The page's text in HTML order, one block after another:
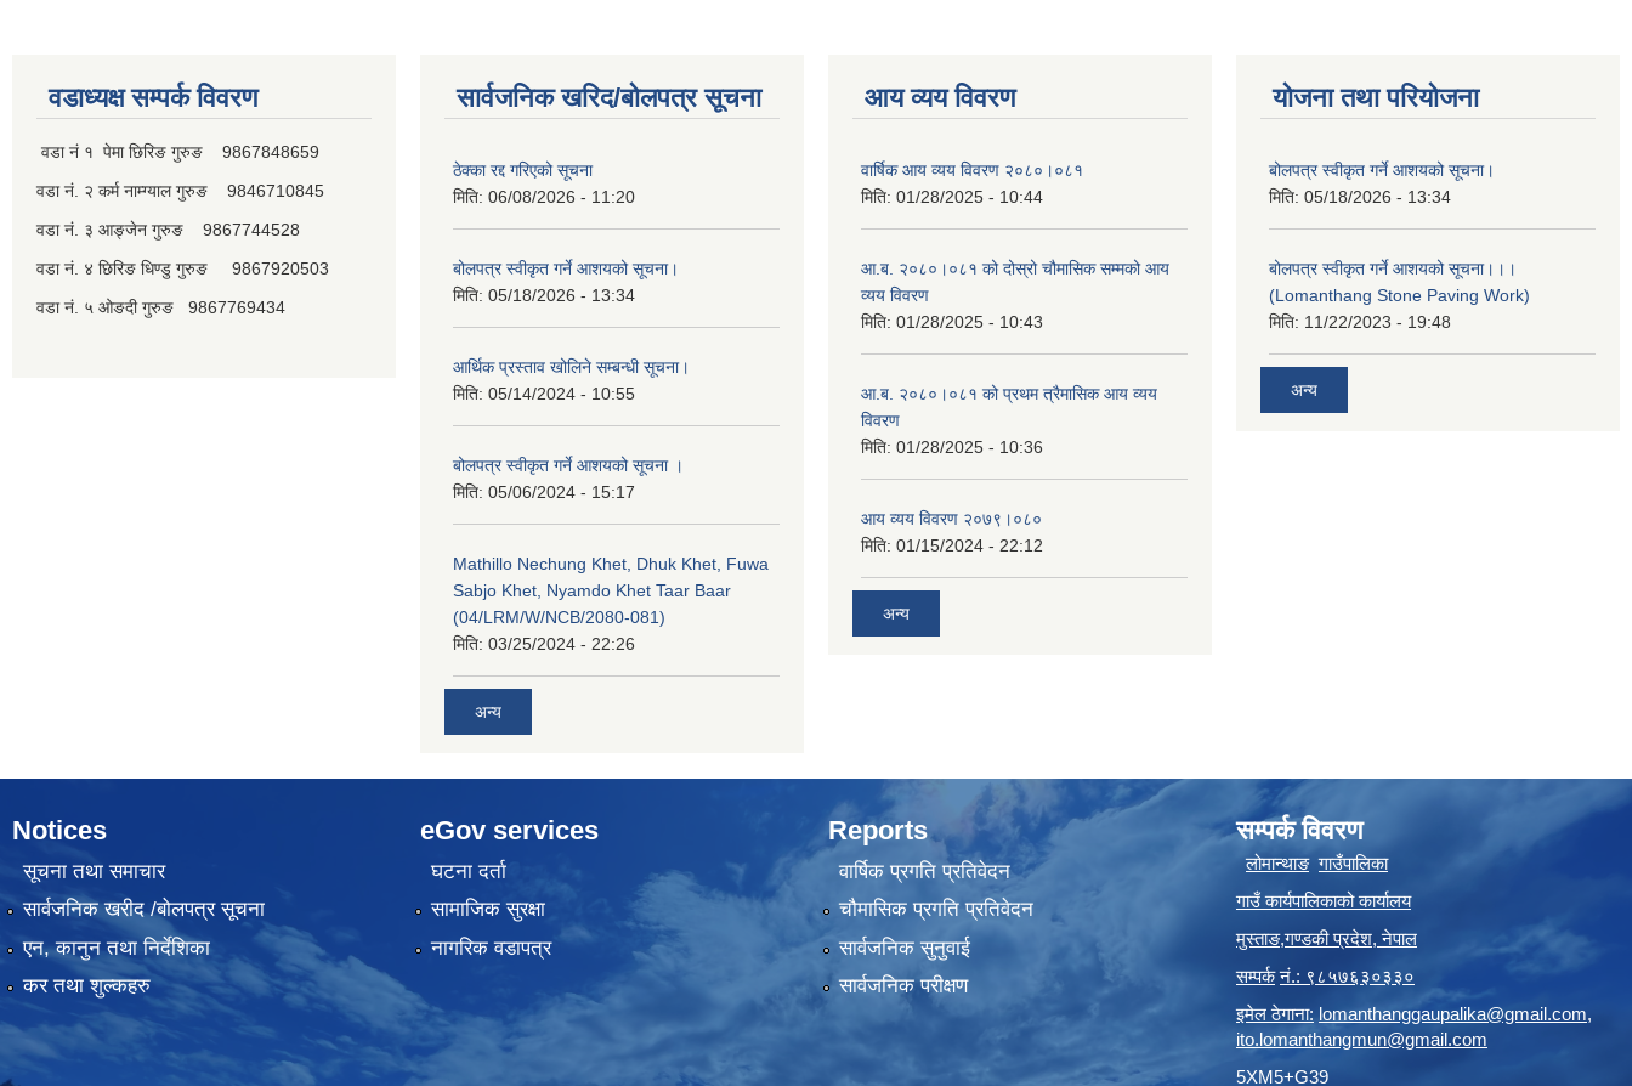
वडाध्यक्ष सम्पर्क विवरण
वडा नं १ पेमा छिरिङ गुरुङ 9867848659
वडा नं. २ कर्म नाम्ग्याल गुरुङ 9846710845
वडा नं. ३ आङ्जेन गुरुङ 9867744528
वडा नं. ४ छिरिङ धिण्डु गुरुङ 9867920503
वडा नं. ५ ओङदी गुरुङ 9867769434
सार्वजनिक खरिद/बोलपत्र सूचना
ठेक्का रद्द गरिएको सूचना
मिति: 06/08/2026 - 11:20
बोलपत्र स्वीकृत गर्ने आशयको सूचना।
मिति: 05/18/2026 - 13:34
आर्थिक प्रस्ताव खोलिने सम्बन्धी सूचना।
मिति: 05/14/2024 - 10:55
बोलपत्र स्वीकृत गर्ने आशयको सूचना ।
मिति: 05/06/2024 - 15:17
Mathillo Nechung Khet, Dhuk Khet, Fuwa
Sabjo Khet, Nyamdo Khet Taar Baar
(04/LRM/W/NCB/2080-081)
मिति: 03/25/2024 - 22:26
अन्य
आय व्यय विवरण
वार्षिक आय व्यय विवरण २०८०।०८१
मिति: 01/28/2025 - 10:44
आ.ब. २०८०।०८१ को दोस्रो चौमासिक सम्मको आय
व्यय विवरण
मिति: 01/28/2025 - 10:43
आ.ब. २०८०।०८१ को प्रथम त्रैमासिक आय व्यय
विवरण
मिति: 01/28/2025 - 10:36
आय व्यय विवरण २०७९।०८०
मिति: 01/15/2024 - 22:12
अन्य
योजना तथा परियोजना
बोलपत्र स्वीकृत गर्ने आशयको सूचना।
मिति: 05/18/2026 - 13:34
बोलपत्र स्वीकृत गर्ने आशयको सूचना।।।
(Lomanthang Stone Paving Work)
मिति: 11/22/2023 - 19:48
अन्य
Notices
सूचना तथा समाचार
सार्वजनिक खरीद /बोलपत्र सूचना
एन, कानुन तथा निर्देशिका
कर तथा शुल्कहरु
eGov services
घटना दर्ता
सामाजिक सुरक्षा
नागरिक वडापत्र
Reports
वार्षिक प्रगति प्रतिवेदन
चौमासिक प्रगति प्रतिवेदन
सार्वजनिक सुनुवाई
सार्वजनिक परीक्षण
सम्पर्क विवरण
लोमान्थाङ गाउँपालिका
गाउँ कार्यपालिकाको कार्यालय
मुस्ताङ,गण्डकी प्रदेश,नेपाल
सम्पर्क नं.: ९८५७६३०३३०
इमेल ठेगाना: lomanthanggaupalika@gmail.com,
ito.lomanthangmun@gmail.com
5XM5+G39